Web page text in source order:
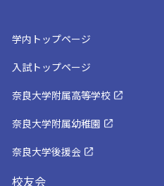
学内トップページ
入試トップページ
奈良大学附属高等学校
奈良大学附属幼稚園
奈良大学後援会
校友会